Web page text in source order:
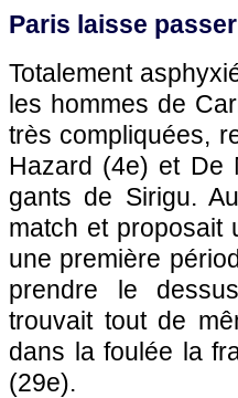
Paris laisse
Totalement
les hommes de
très compliquées,
Hazard (4e) et De
gants de Sirigu.
match et proposait
une première
prendre le
trouvait tout de
dans la foulée la
(29e).